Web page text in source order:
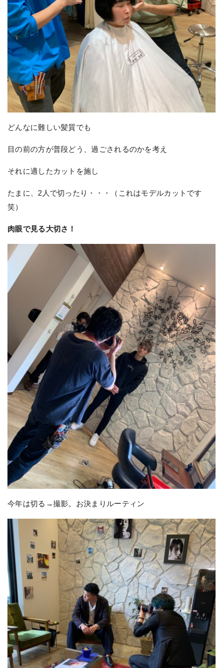
どんなに難しい髪質でも
目の前の方が普段どう、過ごされるのかを考え
それに適したカットを施し
たまに、2人で切ったり・・・（これはモデルカットです
笑）
肉眼で見る大切さ！
今年は切る→撮影。お決まりルーティン